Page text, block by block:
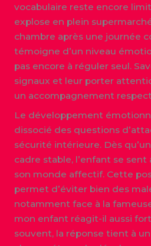
vocabulaire reste encore
explose en plein
chambre après une journée
témoigne d’un niveau
pas encore à réguler seul.
signaux et leur porter
un accompagnement
Le développement
dissocié des questions
sécurité intérieure. Dès
cadre stable, l’enfant se
son monde affectif. Cette
permet d’éviter bien des
notamment face à la
mon enfant réagit-il aussi
souvent, la réponse tient à